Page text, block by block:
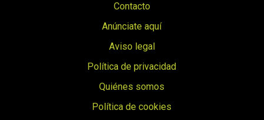
Contacto
Anúnciate aquí
Aviso legal
Política de privacidad
Quiénes somos
Política de cookies